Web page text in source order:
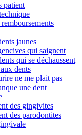
patient
jaunes
qui saignent
qui se déchaussent
dents
ne me plait pas
une dent
des gingivites
des parodontites